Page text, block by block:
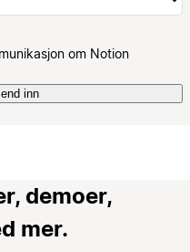
om Notion
inn
demoer,
mer.